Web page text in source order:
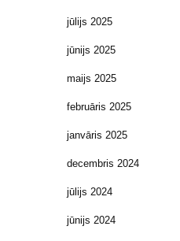
jūlijs 2025
jūnijs 2025
maijs 2025
februāris 2025
janvāris 2025
decembris 2024
jūlijs 2024
jūnijs 2024